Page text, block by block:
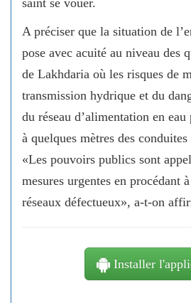
saint se vouer.
A préciser que la situation de
pose avec acuité au niveau des
de Lakhdaria où les risques de
transmission hydrique et du
du réseau d’alimentation en
à quelques mètres des conduites
«Les pouvoirs publics sont
mesures urgentes en procédant
réseaux défectueux», a-t-on
Installer